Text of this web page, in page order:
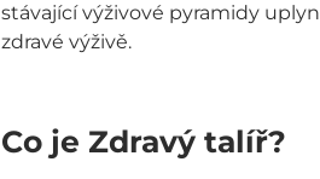
stávající výživové pyramidy
zdravé výživě.
Co je Zdravý talíř?